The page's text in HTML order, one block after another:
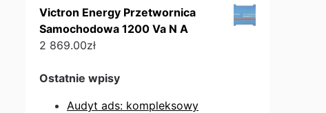
Victron Energy Przetwornica
Samochodowa 1200 Va N A
2 869.00zł
Ostatnie wpisy
Audyt ads: kompleksowy